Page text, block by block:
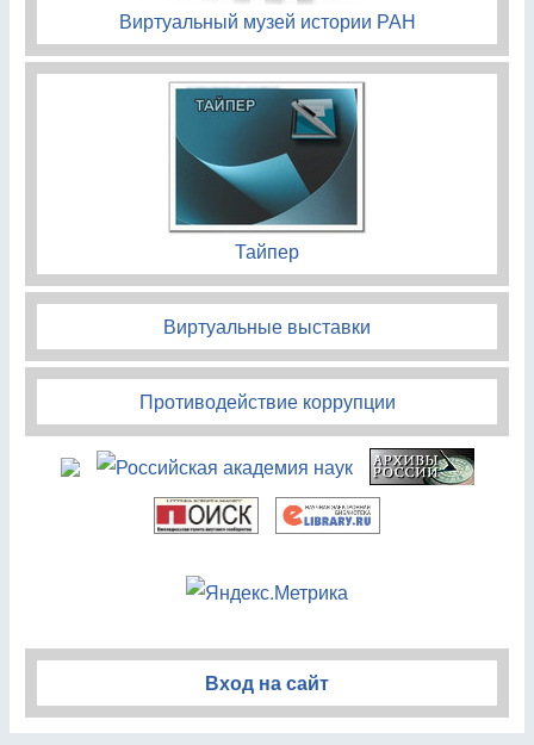
Виртуальный музей истории РАН
Тайпер
Виртуальные выставки
Противодействие коррупции
Вход на сайт